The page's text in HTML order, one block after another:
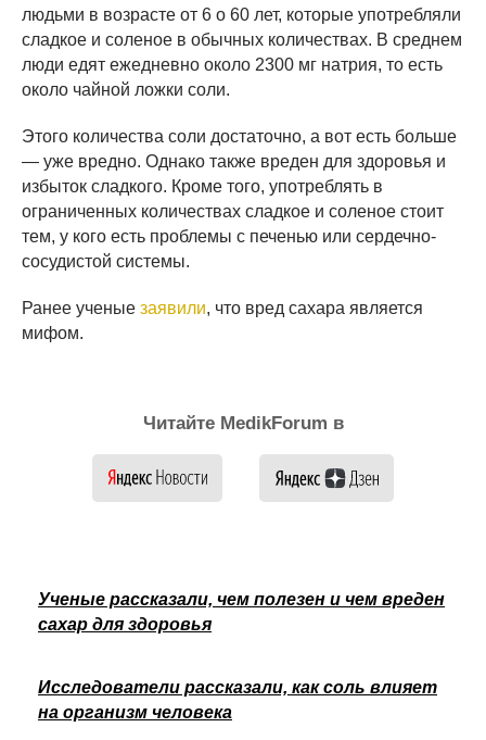
людьми в возрасте от 6 о 60 лет, которые употребляли
сладкое и соленое в обычных количествах. В среднем
люди едят ежедневно около 2300 мг натрия, то есть
около чайной ложки соли.
Этого количества соли достаточно, а вот есть больше
— уже вредно. Однако также вреден для здоровья и
избыток сладкого. Кроме того, употреблять в
ограниченных количествах сладкое и соленое стоит
тем, у кого есть проблемы с печенью или сердечно-
сосудистой системы.
Ранее ученые заявили, что вред сахара является
мифом.
Читайте MedikForum в
Ученые рассказали, чем полезен и чем вреден
сахар для здоровья
Исследователи рассказали, как соль влияет
на организм человека